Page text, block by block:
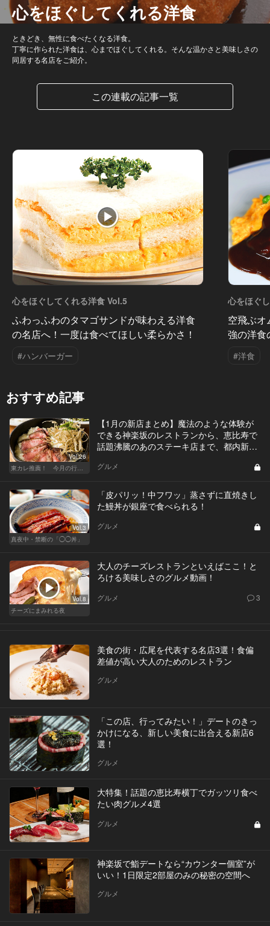
心をほぐしてくれる洋食
ときどき、無性に食べたくなる洋食。
丁寧に作られた洋食は、心までほぐしてくれる。そんな温かさと美味しさの
同居する名店をご紹介。
この連載の記事一覧
心をほぐしてくれる洋食 Vol.5
ふわっふわのタマゴサンドが味わえる洋食
の名店へ！一度は食べてほしい柔らかさ！
#ハンバーガー
心をほぐ
空飛ぶ
強の洋食
#洋食
おすすめ記事
Vol.26
東カレ推薦！ 今月の行くべき店
【1月の新店まとめ】魔法のような体験が
できる神楽坂のレストランから、恵比寿で
話題沸騰のあのステーキ店まで、都内新店
グルメ
Vol.3
真夜中・禁断の「◯◯丼」
「皮パリッ！中フワッ」蒸さずに直焼きし
た鰻丼が銀座で食べられる！
グルメ
Vol.8
チーズにまみれる夜
大人のチーズレストランといえばここ！と
ろける美味しさのグルメ動画！
グルメ 3
美食の街・広尾を代表する名店3選！食偏
差値が高い大人のためのレストラン
グルメ
「この店、行ってみたい！」デートのきっ
かけになる、新しい美食に出合える新店6
選！
グルメ
大特集！話題の恵比寿横丁でガッツリ食べ
たい肉グルメ4選
グルメ
神楽坂で鮨デートなら“カウンター個室”が
いい！1日限定2部屋のみの秘密の空間へ
グルメ